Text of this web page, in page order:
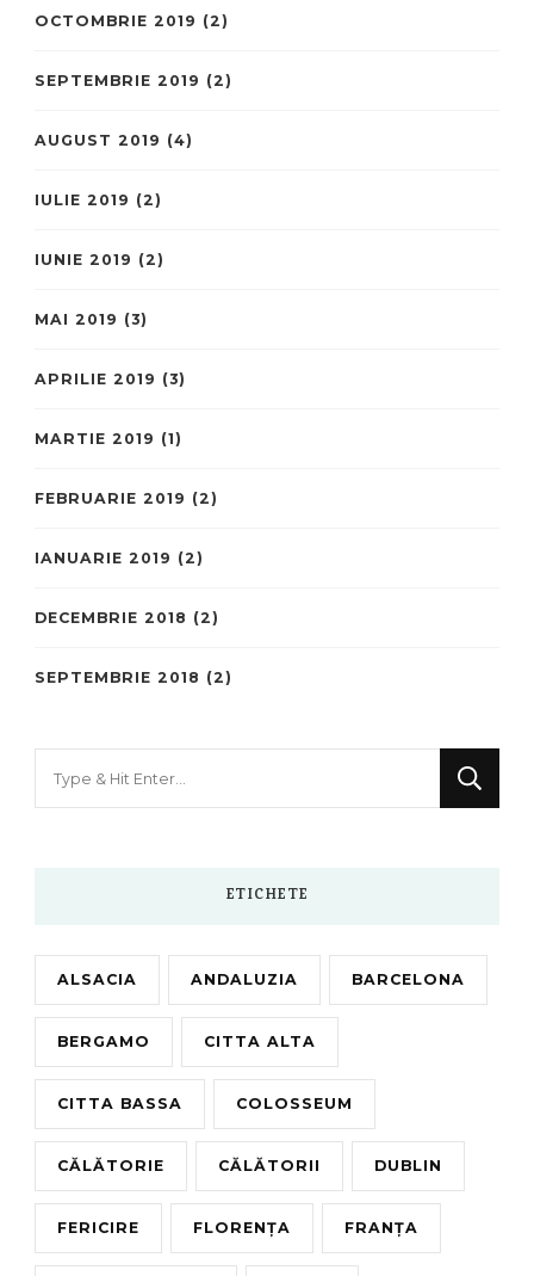
OCTOMBRIE 2019 (2)
SEPTEMBRIE 2019 (2)
AUGUST 2019 (4)
IULIE 2019 (2)
IUNIE 2019 (2)
MAI 2019 (3)
APRILIE 2019 (3)
MARTIE 2019 (1)
FEBRUARIE 2019 (2)
IANUARIE 2019 (2)
DECEMBRIE 2018 (2)
SEPTEMBRIE 2018 (2)
ETICHETE
ALSACIA ANDALUZIA BARCELONA
BERGAMO CITTA ALTA
CITTA BASSA COLOSSEUM
CĂLĂTORIE CĂLĂTORII DUBLIN
FERICIRE FLORENȚA FRANȚA